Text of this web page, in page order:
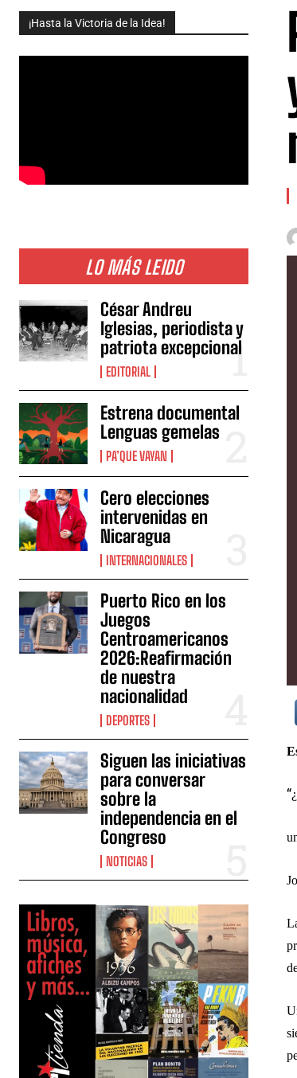
¡Hasta la Victoria de la Idea!
LO MÁS LEIDO
César Andreu
Iglesias, periodista y
patriota excepcional
EDITORIAL
Estrena documental
Lenguas gemelas
PA’QUE VAYAN
Cero elecciones
intervenidas en
Nicaragua
INTERNACIONALES
Puerto Rico en los
Juegos
Centroamericanos
2026:Reafirmación
de nuestra
nacionalidad
DEPORTES
Siguen las iniciativas
para conversar
sobre la
independencia en el
Congreso
NOTICIAS
“